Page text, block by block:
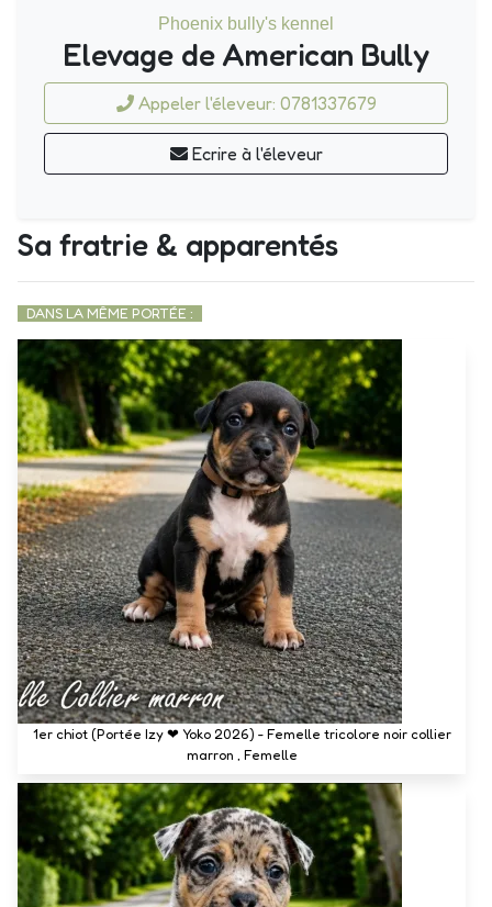
Phoenix bully's kennel
Elevage de American Bully
Appeler l'éleveur: 0781337679
Ecrire à l'éleveur
Sa fratrie & apparentés
DANS LA MÊME PORTÉE :
1er chiot (Portée Izy ❤ Yoko 2026) - Femelle tricolore noir collier
marron , Femelle